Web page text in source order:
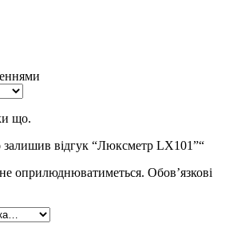
що.
відгук “Люксметр LX101”“
оприлюднюватиметься. Обов’язкові